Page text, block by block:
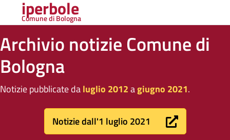
iperbole
Comune di Bologna
Archivio notizie Comune di
Bologna
Notizie pubblicate daluglio 2012agiugno 2021.
Notizie dall'1 luglio 2021